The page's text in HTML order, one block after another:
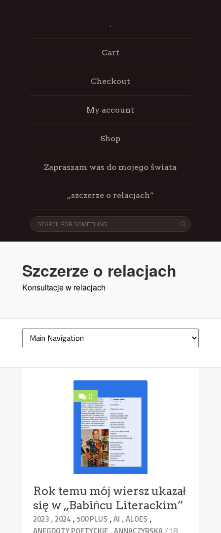
.
Cart
Checkout
My account
Shop
Zapraszam was do mojego świata
„szczerze o relacjach”
Szczerze o relacjach
Konsultacje w relacjach
0
Rok temu mój wiersz ukazał
się w „Babińcu Literackim”
2023 , 2024 ,500 PLUS ,AI ,ALOES ,
,